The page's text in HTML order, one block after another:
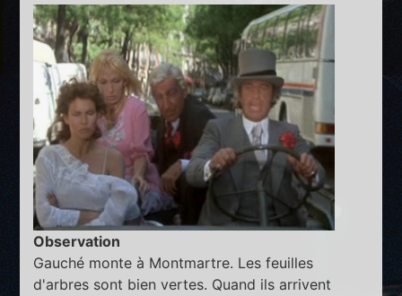
Observation
Gauché monte à Montmartre. Les feuilles
d'arbres sont bien vertes. Quand ils arrivent